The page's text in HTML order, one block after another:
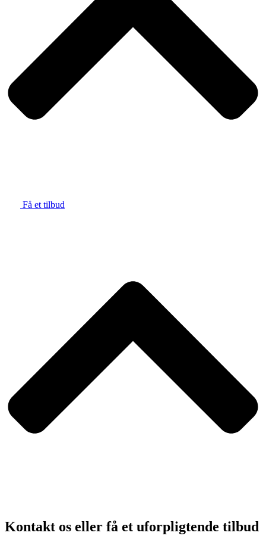
Få et tilbud
Kontakt os eller få et uforpligtende tilbud